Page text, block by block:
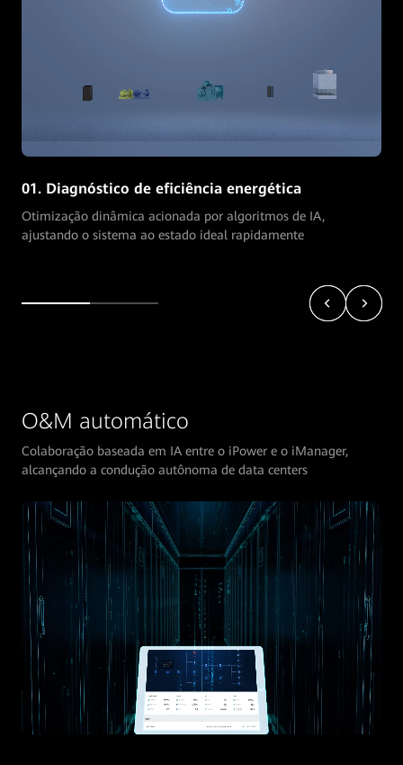
01. Diagnóstico de eficiência energética
Otimização dinâmica acionada por algoritmos de IA,
ajustando o sistema ao estado ideal rapidamente
O&M automático
Colaboração baseada em IA entre o iPower e o iManager,
alcançando a condução autônoma de data centers